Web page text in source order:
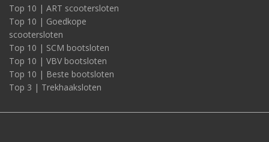
Top 10 | ART scootersloten
Top 10 | Goedkope
scootersloten
Top 10 | SCM bootsloten
Top 10 | VBV bootsloten
Top 10 | Beste bootsloten
Top 3 | Trekhaaksloten